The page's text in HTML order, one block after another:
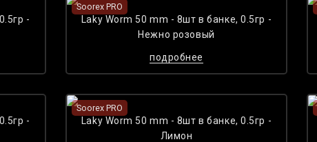
-
Soorex PRO
Laky Worm 50 mm - 8шт в банке, 0.5гр -
Нежно розовый
подробнее
-
Soorex PRO
Laky Worm 50 mm - 8шт в банке, 0.5гр -
Лимон